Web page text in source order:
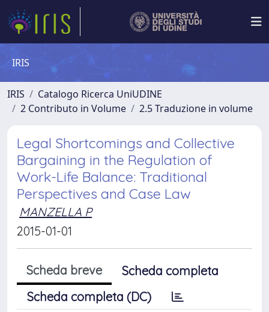
IRIS
IRIS
Catalogo Ricerca UniUDINE
2 Contributo in Volume
2.5 Traduzione in volume
Legal Shortcomings and Collective
Bargaining in the Regulation of
Work-Life Balance: Traditional
Perspectives and Case Law
MANZELLA P
2015-01-01
Scheda breve
Scheda completa
Scheda completa (DC)